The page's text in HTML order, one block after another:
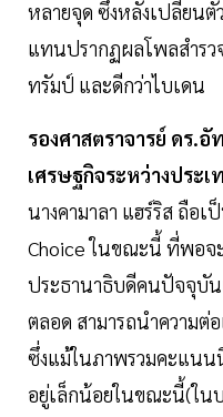
หลายจุด ซึ่งหลังเปลี่ยน
แทนปรากฏผลโพลสำร
ทรัมป์ และดีกว่าไบเดน
รองศาสตราจารย์ ดร.
เศรษฐกิจระหว่างประเ
นางคามาลา แฮร์ริส ถือ
Choice ในขณะนี้ ที่พอจ
ประธานาธิบดีคนปัจจุบั
ตลอด สามารถนำความต่
ซึ่งแม้ในภาพรวมคะแนน
อยู่เล็กน้อยในขณะนี้(ใน